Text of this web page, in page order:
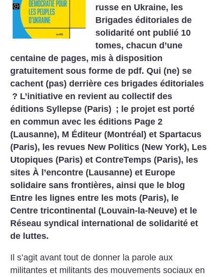
russe en Ukraine, les
Brigades éditoriales de
solidarité ont publié 10
tomes, chacun d’une
centaine de pages, mis à disposition
gratuitement sous forme de pdf. Qui (ne) se
cachent (pas) derrière ces brigades éditoriales
? L’initiative en revient au collectif des
éditions Syllepse (Paris) ; le projet est porté
en commun avec les éditions Page 2
(Lausanne), M Éditeur (Montréal) et Spartacus
(Paris), les revues New Politics (New York), Les
Utopiques (Paris) et ContreTemps (Paris), les
sites À l’encontre (Lausanne) et Europe
solidaire sans frontières, ainsi que le blog
Entre les lignes entre les mots (Paris), le
Centre tricontinental (Louvain-la-Neuve) et le
Réseau syndical international de solidarité et
de luttes.
Il s’agit avant tout de donner la parole aux
militantes et militants des mouvements sociaux en